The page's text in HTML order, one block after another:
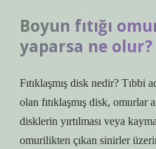
Boyun fıtığı
yaparsa ne olur?
Fıtıklaşmış disk nedir? Tıbbi
olan fıtıklaşmış disk, omurlar
disklerin yırtılması veya
omurilikten çıkan sinirler